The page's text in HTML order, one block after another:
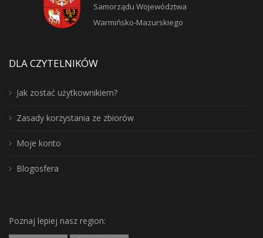
Samorządu Województwa
Warmińsko-Mazurskiego
DLA CZYTELNIKÓW
Jak zostać użytkownikiem?
Zasady korzystania ze zbiorów
Moje konto
Blogosfera
Poznaj lepiej nasz region: